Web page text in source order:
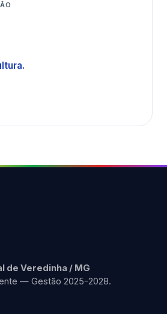
de Veredinha / MG
— Gestão 2025-2028.